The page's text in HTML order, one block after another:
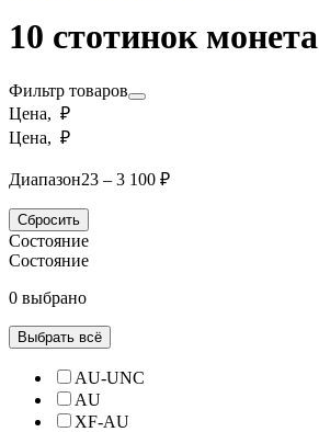
10 стотинок монета
Фильтр товаров
Цена, ₽
Цена, ₽
Диапазон23 – 3 100 ₽
Сбросить
Состояние
Состояние
0 выбрано
Выбрать всё
AU-UNC
AU
XF-AU